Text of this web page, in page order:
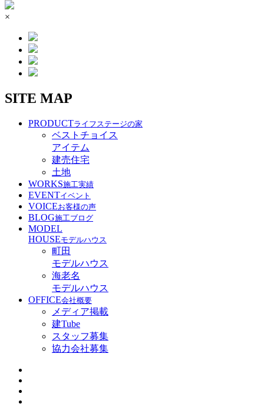
×
SITE MAP
PRODUCTライフステージの家
ベストチョイス
アイテム
建売住宅
土地
WORKS施工実績
EVENTイベント
VOICEお客様の声
BLOG施工ブログ
MODEL
HOUSEモデルハウス
町田
モデルハウス
海老名
モデルハウス
OFFICE会社概要
メディア掲載
建Tube
スタッフ募集
協力会社募集